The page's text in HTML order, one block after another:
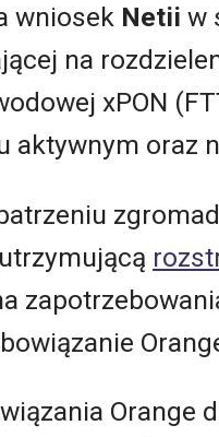
wniosek Netii w
na
xPON
aktywnym oraz
utrzymującą
Orange